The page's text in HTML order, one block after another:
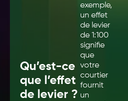
Qu’est-ce
que l’effet
de levier ?
exemple,
un effet
de levier
de 1:100
signifie
que
votre
courtier
fournit
un